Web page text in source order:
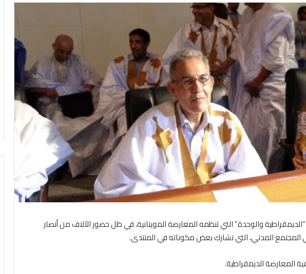
والوحدة” التي تنظمه المعارضة المويتانية، في ظل حضور الآلاف من أنصار
المدني، التي تشارك بعض مكوناته في المنتدى.
المعارضة الديمقراطية.